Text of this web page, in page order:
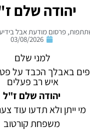
יהודה שלם
, פרסום מודעת אבל
03/08/2026
למני שלם
באבלך הכבד על
איש רב פעלים
יהודה שלם ז"ל
מי ייתן ולא תדעו עוד
משפחת קורטוב